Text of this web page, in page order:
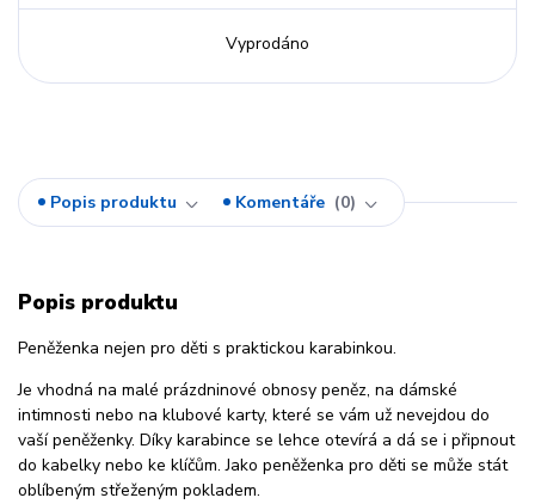
Vyprodáno
Popis produktu Komentáře 0
Popis produktu
Peněženka nejen pro děti s praktickou karabinkou.
Je vhodná na malé prázdninové obnosy peněz, na dámské
intimnosti nebo na klubové karty, které se vám už nevejdou do
vaší peněženky. Díky karabince se lehce otevírá a dá se i připnout
do kabelky nebo ke klíčům. Jako peněženka pro děti se může stát
oblíbeným střeženým pokladem.